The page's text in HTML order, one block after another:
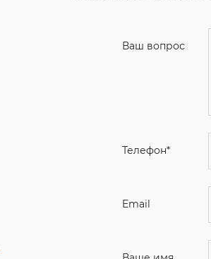
Ваш вопрос
Я соглашаюсь с